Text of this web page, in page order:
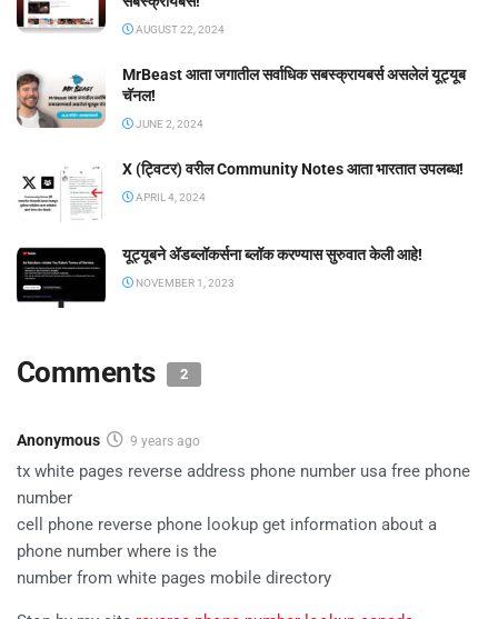
AUGUST 22, 2024
MrBeast आता जगातील सर्वाधिक सबस्क्रायबर्स असलेलं यूट्यूब
चॅनल!
JUNE 2, 2024
X (ट्विटर) वरील Community Notes आता भारतात उपलब्ध!
APRIL 4, 2024
यूट्यूबने ॲडब्लॉकर्सना ब्लॉक करण्यास सुरुवात केली आहे!
NOVEMBER 1, 2023
Comments 2
Anonymous 9 years ago
tx white pages reverse address phone number usa free phone
number
cell phone reverse phone lookup get information about a
phone number where is the
number from white pages mobile directory